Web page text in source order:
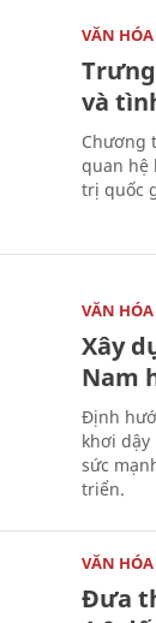
VĂN HÓA
và
Chương
quan hệ
trị quốc
VĂN HÓA
Xây
Nam
Định
khơi
sức
triển.
VĂN HÓA
Đưa